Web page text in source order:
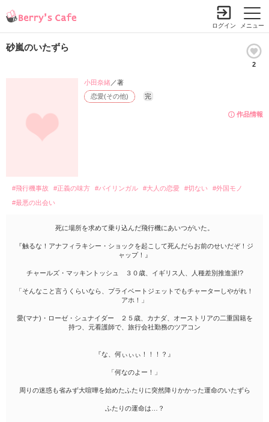
メニュー
ログイン
砂嵐のいたずら
2
作品情報
恋愛(その他) 完
小田奈緒／著
#飛行機事故 #正義の味方 #バイリンガル #大人の恋愛 #切ない
#外国モノ
#最悪の出会い
死に場所を求めて乗り込んだ飛行機にあいつがいた。
『触るな！アナフィラキシー・ショックを起こして死んだらお前のせいだぞ！ジ
ャップ！』
チャールズ・マッキントッシュ ３０歳、イギリス人、人種差別推進派!?
「そんなこと言うくらいなら、プライベートジェットでもチャーターしやがれ！
アホ！」
愛(マナ)・ローゼ・シュナイダー ２５歳、カナダ、オーストリアの二重国籍を
持つ、元看護師で、旅行会社勤務のツアコン
『な、何ぃぃぃ！！！？』
「何なのよー！」
周りの迷惑も省みず大喧嘩を始めたふたりに突然降りかかった運命のいたずら
ふたりの運命は…？